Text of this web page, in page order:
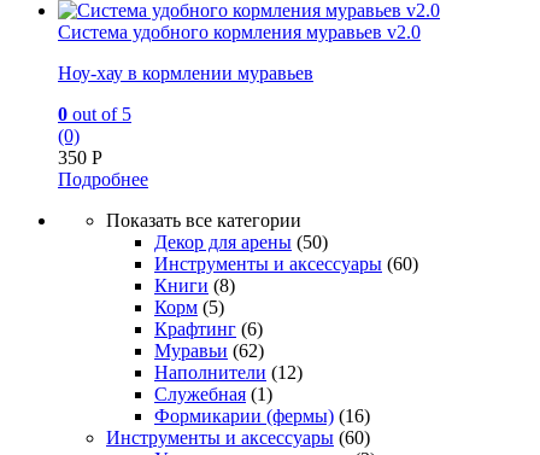
Система удобного кормления муравьев v2.0
Ноу-хау в кормлении муравьев
0 out of 5
(0)
350 Р
Подробнее
Показать все категории
Декор для арены (50)
Инструменты и аксессуары (60)
Книги (8)
Корм (5)
Крафтинг (6)
Муравьи (62)
Наполнители (12)
Служебная (1)
Формикарии (фермы) (16)
Инструменты и аксессуары (60)